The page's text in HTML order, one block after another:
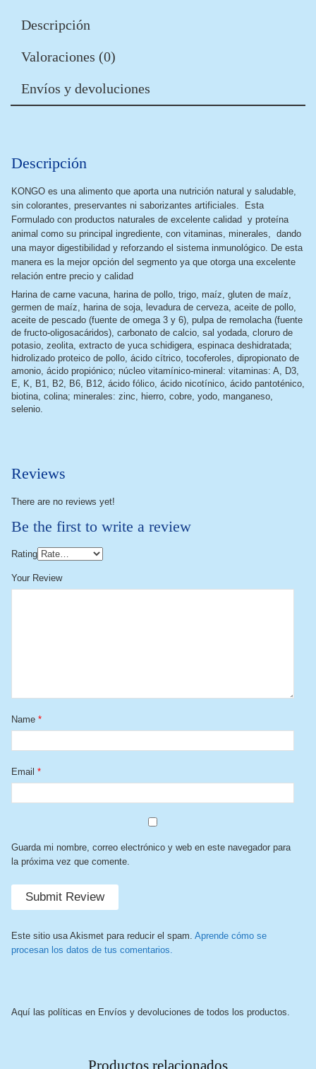
Descripción
Valoraciones (0)
Envíos y devoluciones
Descripción
KONGO es una alimento que aporta una nutrición natural y saludable,
sin colorantes, preservantes ni saborizantes artificiales. Esta
Formulado con productos naturales de excelente calidad y proteína
animal como su principal ingrediente, con vitaminas, minerales, dando
una mayor digestibilidad y reforzando el sistema inmunológico. De esta
manera es la mejor opción del segmento ya que otorga una excelente
relación entre precio y calidad
Harina de carne vacuna, harina de pollo, trigo, maíz, gluten de maíz,
germen de maíz, harina de soja, levadura de cerveza, aceite de pollo,
aceite de pescado (fuente de omega 3 y 6), pulpa de remolacha (fuente
de fructo-oligosacáridos), carbonato de calcio, sal yodada, cloruro de
potasio, zeolita, extracto de yuca schidigera, espinaca deshidratada;
hidrolizado proteico de pollo, ácido cítrico, tocoferoles, dipropionato de
amonio, ácido propiónico; núcleo vitamínico-mineral: vitaminas: A, D3,
E, K, B1, B2, B6, B12, ácido fólico, ácido nicotínico, ácido pantoténico,
biotina, colina; minerales: zinc, hierro, cobre, yodo, manganeso,
selenio.
Reviews
There are no reviews yet!
Be the first to write a review
Rating
Your Review
Name *
Email *
Guarda mi nombre, correo electrónico y web en este navegador para
la próxima vez que comente.
Este sitio usa Akismet para reducir el spam. Aprende cómo se
procesan los datos de tus comentarios.
Aquí las políticas en Envíos y devoluciones de todos los productos.